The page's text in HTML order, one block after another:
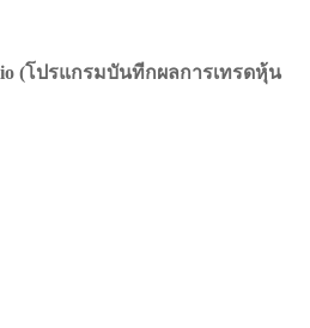
(โปรแกรมบันทีกผลการเทรดหุ้น